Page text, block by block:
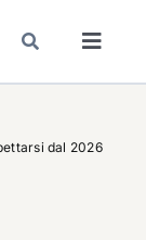
dal 2026